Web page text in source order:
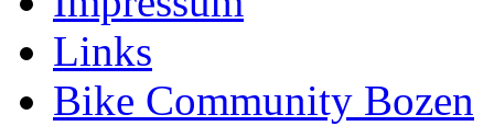
Links
Bike Community Bozen